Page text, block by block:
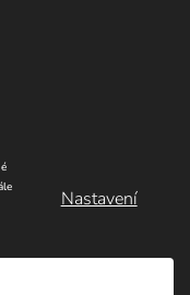
Nastavení
cookies